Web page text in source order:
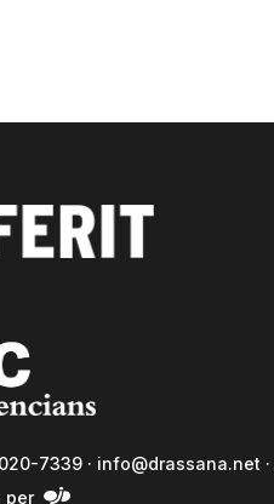
7339 · info@drassana.net ·
per